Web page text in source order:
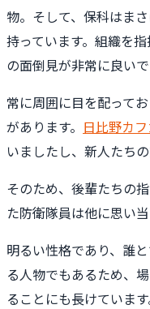
物。そして、保科はま
持っています。組織を
の面倒見が非常に良いで
常に周囲に目を配って
があります。 日比野カフ
いましたし、新人たち
そのため、後輩たちの
た防衛隊員は他に思い
明るい性格であり、誰
る人物でもあるため、
ることにも長けていま